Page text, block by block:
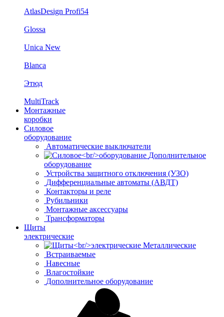
AtlasDesign Profi54
Glossa
Unica New
Blanca
Этюд
MultiTrack
Монтажные
коробки
Силовое
оборудование
Автоматические выключатели
Дополнительное
оборудование
Устройства защитного отключения (УЗО)
Дифференциальные автоматы (АВДТ)
Контакторы и реле
Рубильники
Монтажные аксессуары
Трансформаторы
Щиты
электрические
Металлические
Встраиваемые
Навесные
Влагостойкие
Дополнительное оборудование